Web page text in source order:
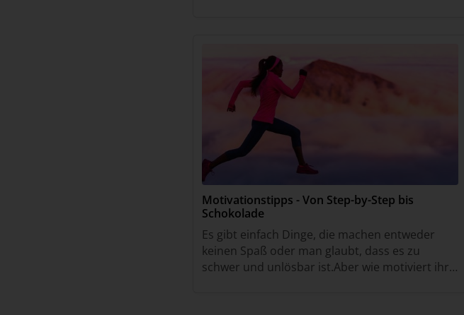
Motivationstipps - Von Step-by-Step bis
Schokolade
Es gibt einfach Dinge, die machen entweder
keinen Spaß oder man glaubt, dass es zu
schwer und unlösbar ist.Aber wie motiviert ihr